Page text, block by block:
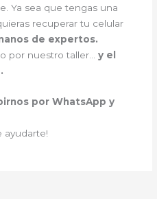
Ya sea que tengas una
recuperar tu celular
de expertos.
por nuestro taller…y el
por WhatsApp y
ayudarte!